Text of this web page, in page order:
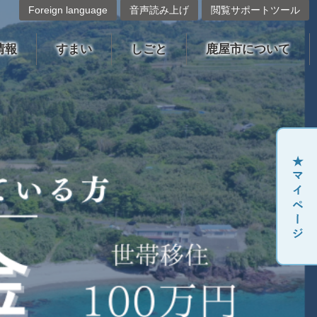
Foreign language 音声読み上げ 閲覧サポートツール
報 すまい しごと 鹿屋市について